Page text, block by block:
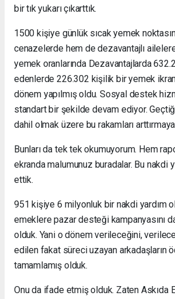
bir tık yukarı çıkarttık.
1500 kişiye günlük sıcak yemek
cenazelerde hem de dezavantajlı
yemek oranlarında Dezavantajlarda
edenlerde 226.302 kişilik bir yemek
dönem yapılmış oldu. Sosyal destek
standart bir şekilde devam ediyor.
dahil olmak üzere bu rakamları
Bunları da tek tek okumuyorum. Hem
ekranda malumunuz buradalar. Bu nakdi
ettik.
951 kişiye 6 milyonluk bir nakdi yardım
emeklere pazar desteği kampanyasını
olduk. Yani o dönem verileceğini,
edilen fakat süreci uzayan arkadaşların
tamamlamış olduk.
Onu da ifade etmiş olduk. Zaten Askıda